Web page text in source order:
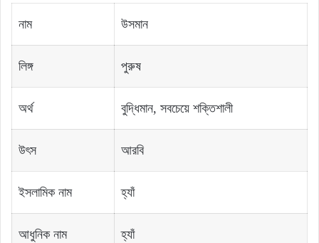
নাম উসমান
লিঙ্গ পুরুষ
অর্থ বুদ্ধিমান, সবচেয়ে শক্তিশালী
উৎস আরবি
ইসলামিক নাম হ্যাঁ
আধুনিক নাম হ্যাঁ